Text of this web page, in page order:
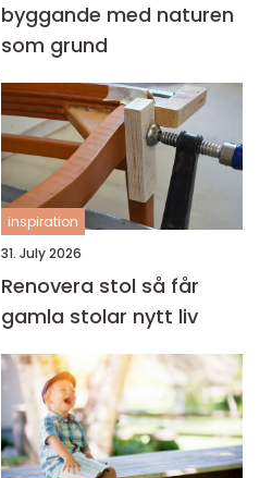
byggande med naturen
som grund
inspiration
31. July 2026
Renovera stol så får
gamla stolar nytt liv